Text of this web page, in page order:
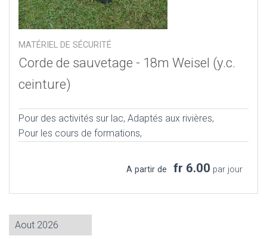
MATÉRIEL DE SÉCURITÉ
Corde de sauvetage - 18m Weisel (y.c.
ceinture)
Pour des activités sur lac, Adaptés aux rivières,
Pour les cours de formations,
A partir de fr 6.00 par jour